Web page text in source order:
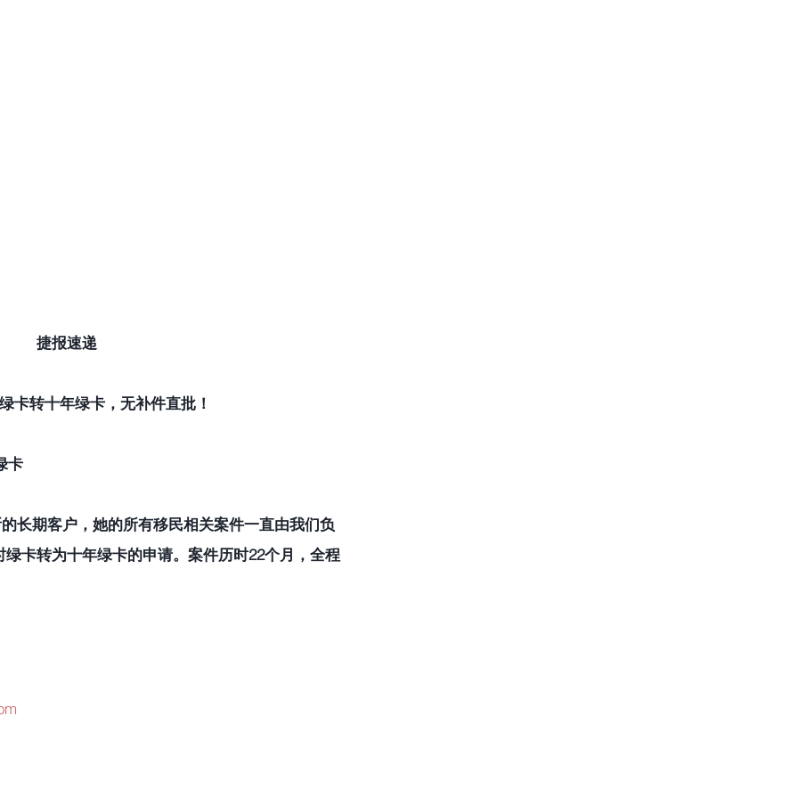
捷报速递
卡转十年绿卡，无补件直批！
卡
长期客户，她的所有移民相关案件一直由我们负
卡转为十年绿卡的申请。案件历时22个月，全程